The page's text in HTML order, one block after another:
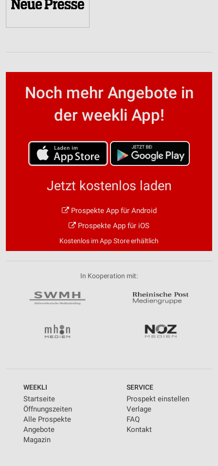
Noch mehr Angebote in
der weekli App!
Jetzt kostenlos laden
Prospekte App für Android
Prospekte App für iOS
Kostenlos im App Store erhältlich
In Kooperation mit:
WEEKLI
Startseite
Öffnungszeiten
Alle Prospekte
Angebote
Magazin
SERVICE
Prospekt einstellen
Verlage
FAQ
Kontakt